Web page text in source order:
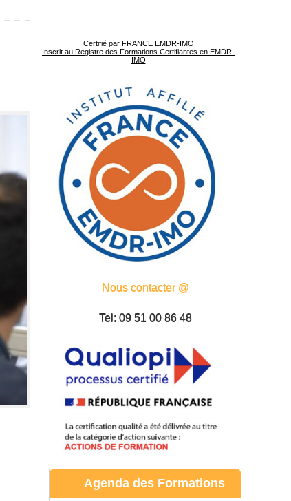
Certifié par FRANCE EMDR-IMO
Inscrit au Registre des Formations Certifiantes en EMDR-
IMO
Nous contacter @
Tel: 09 51 00 86 48
Agenda des Formations